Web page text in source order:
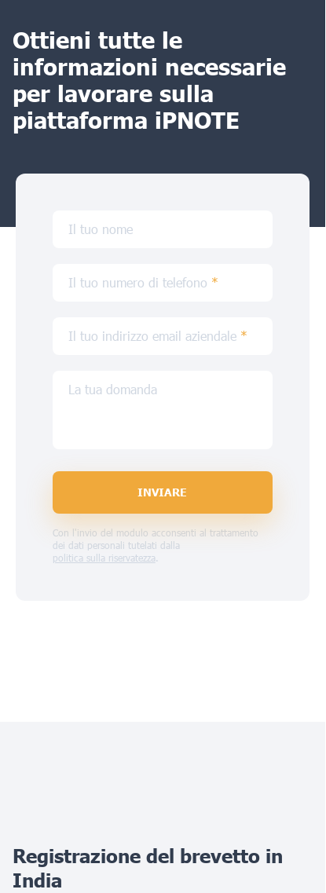
Ottieni tutte le
informazioni necessarie
per lavorare sulla
piattaforma iPNOTE
Il tuo nome
Il tuo numero di telefono *
Il tuo indirizzo email aziendale *
La tua domanda
INVIARE
Con l'invio del modulo acconsenti al trattamento
dei dati personali tutelati dalla
politica sulla riservatezza.
Registrazione del brevetto in
India